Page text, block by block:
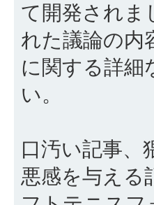
て開発されま
れた議論の内
に関する詳
い。
口汚い記事、
悪感を与える